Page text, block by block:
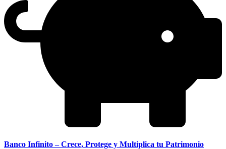
Banco Infinito – Crece, Protege y Multiplica tu Patrimonio